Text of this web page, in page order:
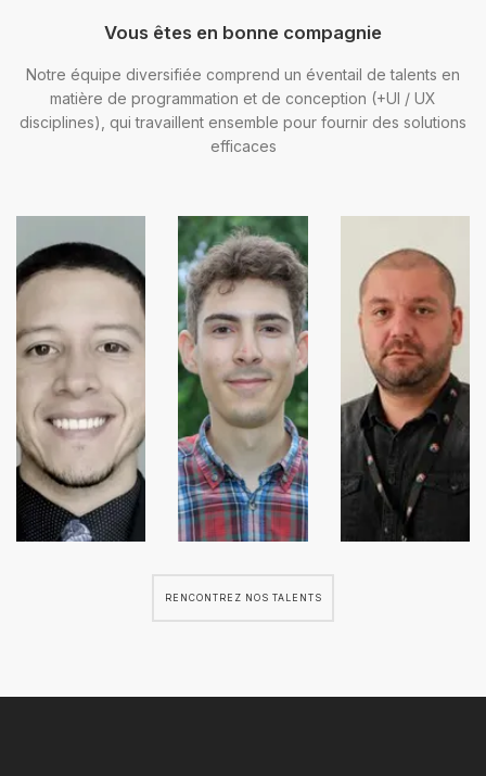
Vous êtes en bonne compagnie
Notre équipe diversifiée comprend un éventail de talents en
matière de programmation et de conception (+UI / UX
disciplines), qui travaillent ensemble pour fournir des solutions
efficaces
RENCONTREZ NOS TALENTS